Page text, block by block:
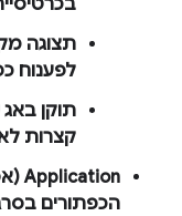
תצוגה
לפענוח
תוקן
קצרות
Application
הכפתורים